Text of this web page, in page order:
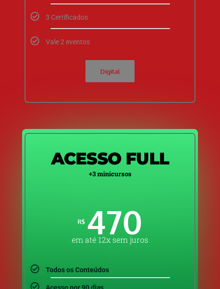
3 Certificados
Vale 2 eventos
Digital
ACESSO FULL
+3 minicursos
R$ 470
em até 12x sem juros
Todos os Conteúdos